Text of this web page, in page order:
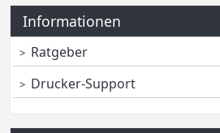
Informationen
Ratgeber
Drucker-Support